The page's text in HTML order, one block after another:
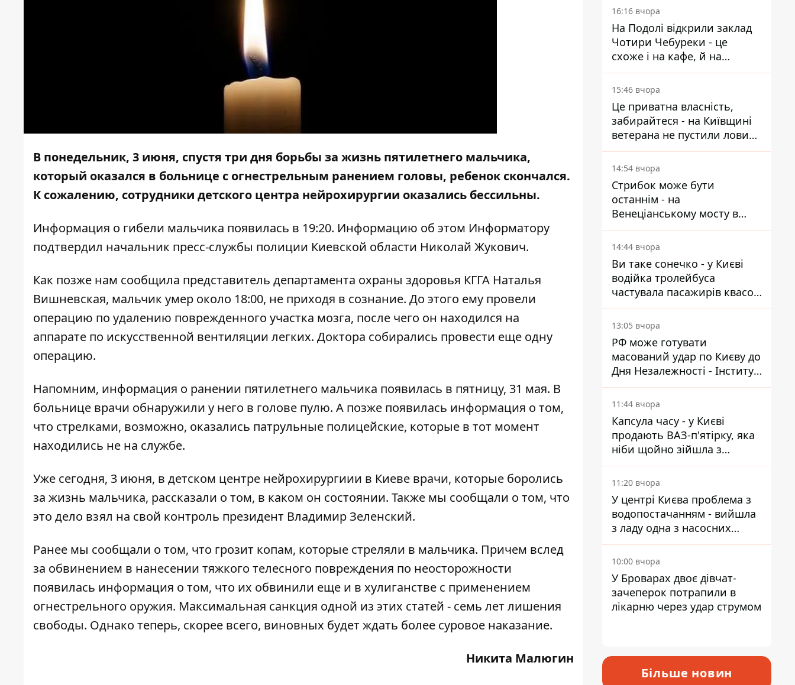
В понедельник, 3 июня, спустя три дня борьбы за жизнь пятилетнего мальчика,
который оказался в больнице с огнестрельным ранением головы, ребенок скончался.
К сожалению, сотрудники детского центра нейрохирургии оказались бессильны.
Информация о гибели мальчика появилась в 19:20. Информацию об этом Информатору
подтвердил начальник пресс-службы полиции Киевской области Николай Жукович.
Как позже нам сообщила представитель департамента охраны здоровья КГГА Наталья
Вишневская, мальчик умер около 18:00, не приходя в сознание. До этого ему провели
операцию по удалению поврежденного участка мозга, после чего он находился на
аппарате по искусственной вентиляции легких. Доктора собирались провести еще одну
операцию.
Напомним, информация о ранении пятилетнего мальчика появилась в пятницу, 31 мая. В
больнице врачи обнаружили у него в голове пулю. А позже появилась информация о том,
что стрелками, возможно, оказались патрульные полицейские, которые в тот момент
находились не на службе.
Уже сегодня, 3 июня, в детском центре нейрохирургиии в Киеве врачи, которые боролись
за жизнь мальчика, рассказали о том, в каком он состоянии. Также мы сообщали о том, что
это дело взял на свой контроль президент Владимир Зеленский.
Ранее мы сообщали о том, что грозит копам, которые стреляли в мальчика. Причем вслед
за обвинением в нанесении тяжкого телесного повреждения по неосторожности
появилась информация о том, что их обвинили еще и в хулиганстве с применением
огнестрельного оружия. Максимальная санкция одной из этих статей - семь лет лишения
свободы. Однако теперь, скорее всего, виновных будет ждать более суровое наказание.
Никита Малюгин
16:16 вчора
На Подолі відкрили заклад
Чотири Чебуреки - це
схоже і на кафе, й на
фастфуд
15:46 вчора
Це приватна власність,
забирайтеся - на Київщині
ветерана не пустили ловити
рибу в озері
14:54 вчора
Стрибок може бути
останнім - на
Венеціанському мосту в
Гідропарку встановили
таблички для відчайдухів
14:44 вчора
Ви таке сонечко - у Києві
водійка тролейбуса
частувала пасажирів квасом
під час знеструмлення
мережі
13:05 вчора
РФ може готувати
масований удар по Києву до
Дня Незалежності - Інститут
вивчення війни
11:44 вчора
Капсула часу - у Києві
продають ВАЗ-п'ятірку, яка
ніби щойно зійшла з
конвейєра
11:20 вчора
У центрі Києва проблема з
водопостачанням - вийшла
з ладу одна з насосних
станцій
10:00 вчора
У Броварах двоє дівчат-
зачеперок потрапили в
лікарню через удар струмом
Більше новин